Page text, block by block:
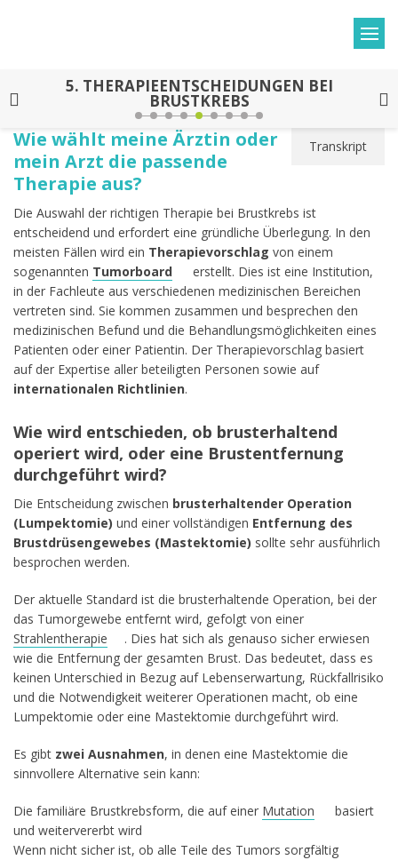
5. THERAPIEENTSCHEIDUNGEN BEI
BRUSTKREBS
Transkript
Wie wählt meine Ärztin oder
mein Arzt die passende
Therapie aus?
Die Auswahl der richtigen Therapie bei Brustkrebs ist
entscheidend und erfordert eine gründliche Überlegung. In den
meisten Fällen wird ein Therapievorschlag von einem
sogenannten Tumorboard
erstellt. Dies ist eine Institution,
in der Fachleute aus verschiedenen medizinischen Bereichen
vertreten sind. Sie kommen zusammen und besprechen den
medizinischen Befund und die Behandlungsmöglichkeiten eines
Patienten oder einer Patientin. Der Therapievorschlag basiert
auf der Expertise aller beteiligten Personen sowie auf
internationalen Richtlinien.
Wie wird entschieden, ob brusterhaltend
operiert wird, oder eine Brustentfernung
durchgeführt wird?
Die Entscheidung zwischen brusterhaltender Operation
(Lumpektomie) und einer vollständigen Entfernung des
Brustdrüsengewebes (Mastektomie) sollte sehr ausführlich
besprochen werden.
Der aktuelle Standard ist die brusterhaltende Operation, bei der
das Tumorgewebe entfernt wird, gefolgt von einer
Strahlentherapie
. Dies hat sich als genauso sicher erwiesen
wie die Entfernung der gesamten Brust. Das bedeutet, dass es
keinen Unterschied in Bezug auf Lebenserwartung, Rückfallrisiko
und die Notwendigkeit weiterer Operationen macht, ob eine
Lumpektomie oder eine Mastektomie durchgeführt wird.
Es gibt zwei Ausnahmen, in denen eine Mastektomie die
sinnvollere Alternative sein kann:
Die familiäre Brustkrebsform, die auf einer Mutation
basiert
und weitervererbt wird
Wenn nicht sicher ist, ob alle Teile des Tumors sorgfältig